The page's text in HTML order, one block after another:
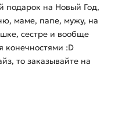
подарок на Новый Год,
маме, папе, мужу, на
сестре и вообще
конечностями :D
то заказывайте на